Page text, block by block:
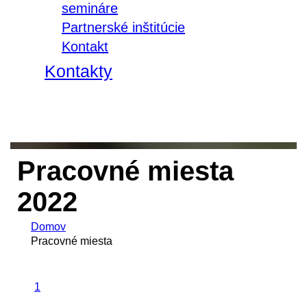
semináre
Partnerské inštitúcie
Kontakt
Kontakty
Pracovné miesta
2022
Domov
Pracovné miesta
1